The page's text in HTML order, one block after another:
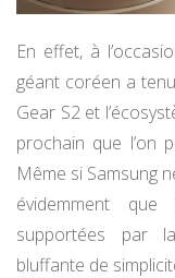
En effet, à
géant coréen a
Gear S2 et
prochain que l’on
Même si Samsung
évidemment
supportées par
bluffante de